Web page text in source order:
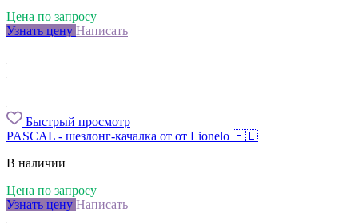
Цена по запросу
Узнать цену Написать
Быстрый просмотр
PASCAL - шезлонг-качалка от от Lionelo 🇵🇱
В наличии
Цена по запросу
Узнать цену Написать